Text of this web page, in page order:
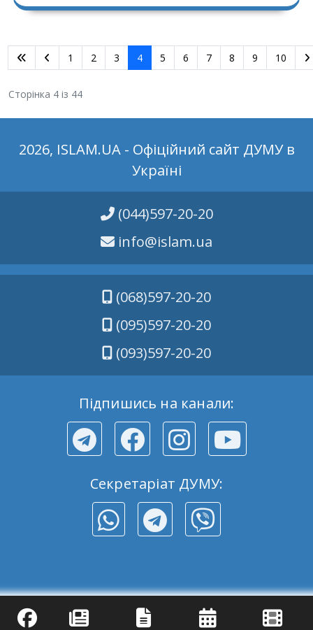
1 2 3 4 5 6 7 8 9 10
Сторінка 4 із 44
2026, ISLAM.UA - Офіційний сайт ДУМУ в
Україні
(044)597-20-20
info@islam.ua
(068)597-20-20
(095)597-20-20
(093)597-20-20
Підпишись на канали:
Секретаріат ДУМУ: